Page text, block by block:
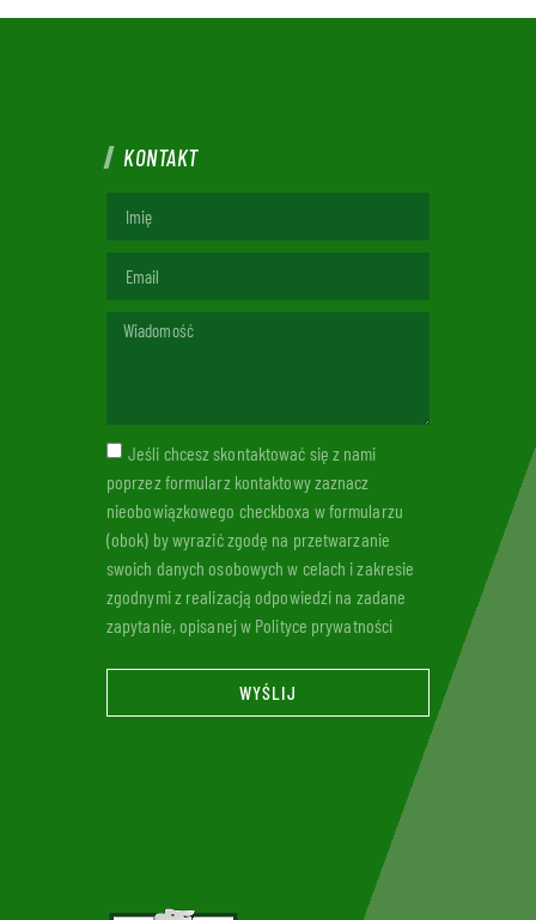
KONTAKT
Jeśli chcesz skontaktować się z nami
poprzez formularz kontaktowy zaznacz
nieobowiązkowego checkboxa w formularzu
(obok) by wyrazić zgodę na przetwarzanie
swoich danych osobowych w celach i zakresie
zgodnymi z realizacją odpowiedzi na zadane
zapytanie, opisanej w Polityce prywatności
WYŚLIJ